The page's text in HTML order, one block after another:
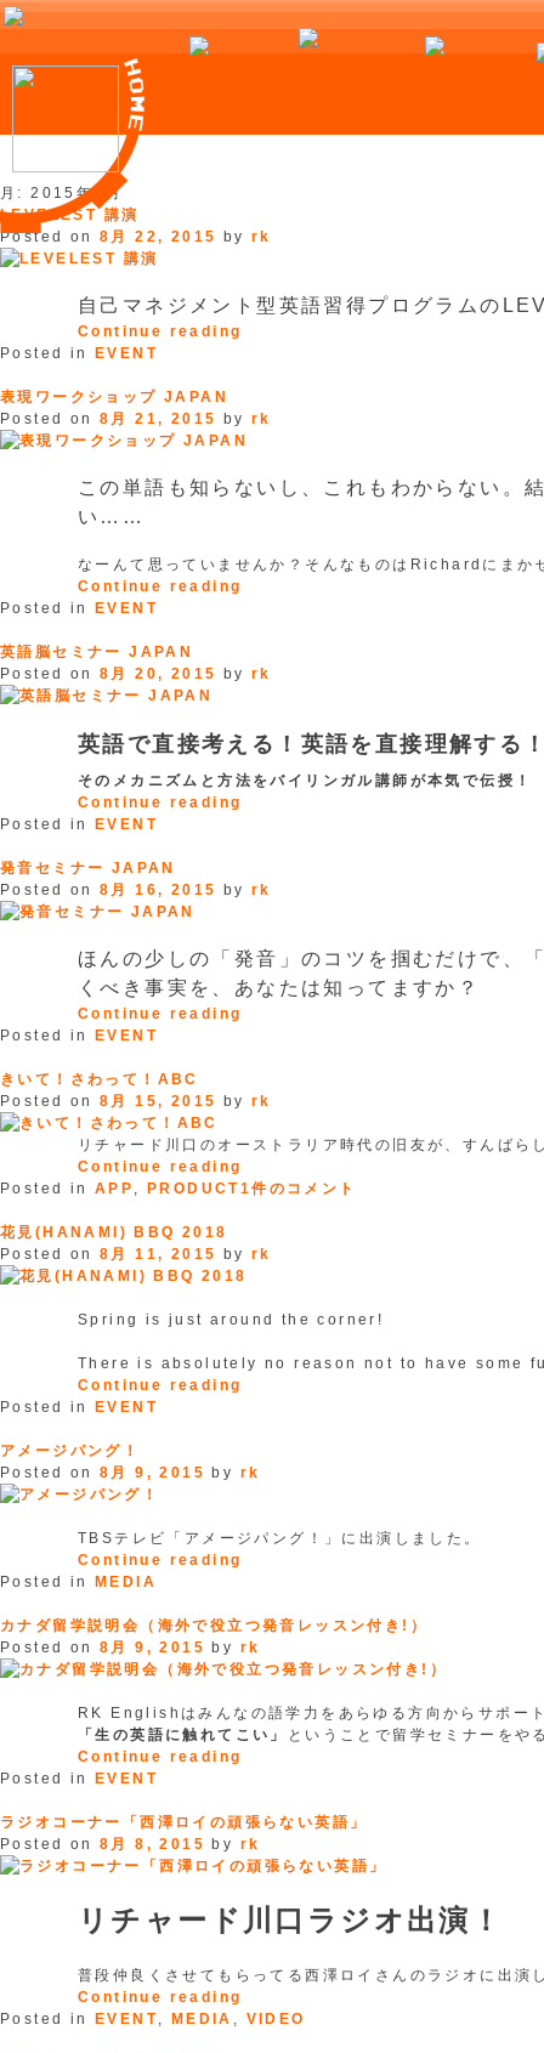
Skip
to
content
月:2015年8月
LEVELEST 講演
Posted on 8月 22, 2015 byrk
自己マネジメント型英語習得プログラムの
Continue reading
Posted in EVENT
表現ワークショップ JAPAN
Posted on 8月 21, 2015 byrk
この単語も知らないし、これもわからない。
い……
なーんて思っていませんか？そんなものはRichardにまか
Continue reading
ク
ッ
プ
JAPAN”
Posted in EVENT
英語脳セミナー JAPAN
Posted on 8月 20, 2015 byrk
英語で直接考える！英語を直接理解する
そのメカニズムと方法をバイリンガル講師が本気で伝授！
Continue reading
ミ
JAPAN”
Posted in EVENT
発音セミナー JAPAN
Posted on 8月 16, 2015 byrk
ほんの少しの「発音」のコツを掴むだけで、
くべき事実を、あなたは知ってますか？
Continue reading
ナ
JAPAN”
Posted in EVENT
きいて！さわって！ABC
Posted on 8月 15, 2015 byrk
リチャード川口のオーストラリア時代の旧友が、すんばら
Continue reading
い
わ
っ
ABC”
Posted in APP , PRODUCTき
さ
わ
て！
へ
の
1件のコメント
花見(HANAMI) BBQ 2018
Posted on 8月 11, 2015 byrk
Spring is just around the corner!
There is absolutely no reason not to have some
Continue reading
2018”
Posted in EVENT
アメージパング！
Posted on 8月 9, 2015 by rk
TBSテレビ「アメージパング！」に出演しました。
Continue reading
ジ
パ
ン
Posted in MEDIA
カナダ留学説明会（海外で役立つ発音レッスン付き!）
Posted on 8月 9, 2015 by rk
RK Englishはみんなの語学力をあらゆる方向からサポー
「生の英語に触れてこい」
ということで留学セミナーをや
Continue reading
留
学
説
会
（海
で
立
Posted in EVENT
ラジオコーナー「西澤ロイの頑張らない英語」
Posted on 8月 8, 2015 by rk
リチャード川口ラジオ出演！
普段仲良くさせてもらってる西澤ロイさんのラジオに出演
Continue reading
ジ
Posted in EVENT, MEDIA , VIDEO